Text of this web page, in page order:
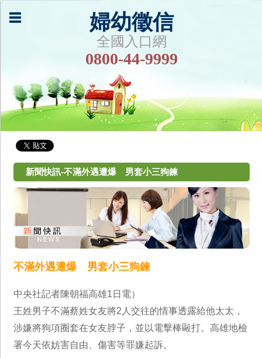
婦幼徵信
全國入口網
0800-44-9999
新聞快訊-不滿外遇遭爆 男套小三狗鍊
不滿外遇遭爆 男套小三狗鍊
中央社記者陳朝福高雄1日電）
王姓男子不滿蔡姓女友將2人交往的情事透露給他太太，
涉嫌將狗項圈套在女友脖子，並以電擊棒毆打。高雄地檢
署今天依妨害自由、傷害等罪嫌起訴。